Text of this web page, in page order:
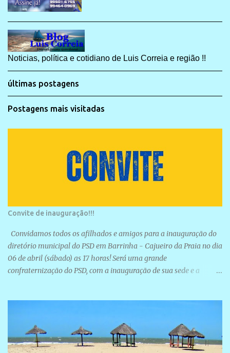
Noticias, política e cotidiano de Luis Correia e região !!
últimas postagens
Postagens mais visitadas
Convite de inauguração!!!
Convidamos todos os afilhados e amigos para a inauguração do
diretório municipal do PSD em Barrinha - Cajueiro da Praia no dia
06 de abril (sábado) as 17 horas! Será uma grande
confraternização do PSD, com a inauguração de sua sede e a